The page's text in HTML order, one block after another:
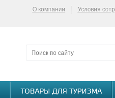
О компании Условия
ТОВАРЫ ДЛЯ ТУРИЗМА